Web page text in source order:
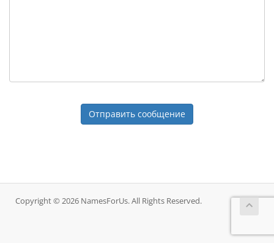
Отправить сообщение
Copyright © 2026 NamesForUs. All Rights Reserved.